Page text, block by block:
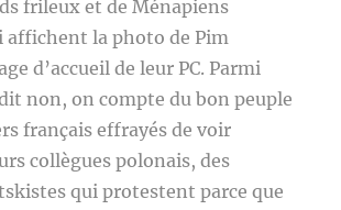
frileux et de Ménapiens
affichent la photo de Pim
d’accueil de leur PC. Parmi
non, on compte du bon peuple
français effrayés de voir
collègues polonais, des
qui protestent parce que